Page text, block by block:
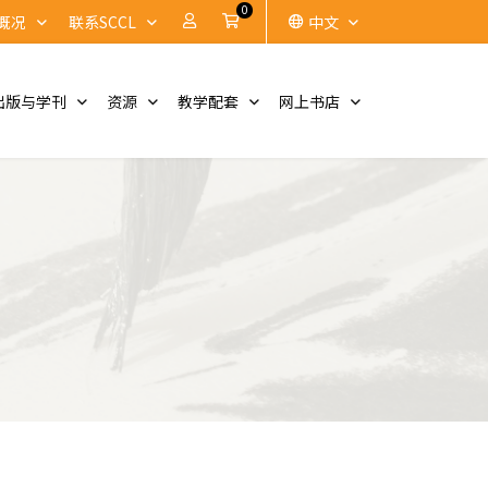
况 联系SCCL 账户 Cart
0
中文
版与学刊 资源 教学配套 网上书店